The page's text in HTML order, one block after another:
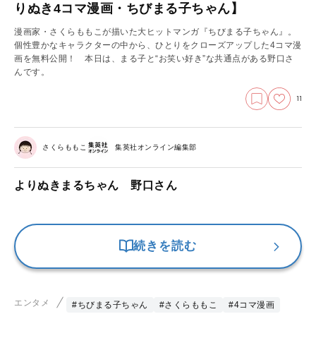
りぬき4コマ漫画・ちびまる子ちゃん】
漫画家・さくらももこが描いた大ヒットマンガ『ちびまる子ちゃん』。
個性豊かなキャラクターの中から、ひとりをクローズアップした4コマ漫
画を無料公開！ 本日は、まる子と“お笑い好き”な共通点がある野口さ
んです。
11
さくらももこ 集英社オンライン編集部
よりぬきまるちゃん 野口さん
続きを読む
エンタメ #ちびまる子ちゃん #さくらももこ #4コマ漫画